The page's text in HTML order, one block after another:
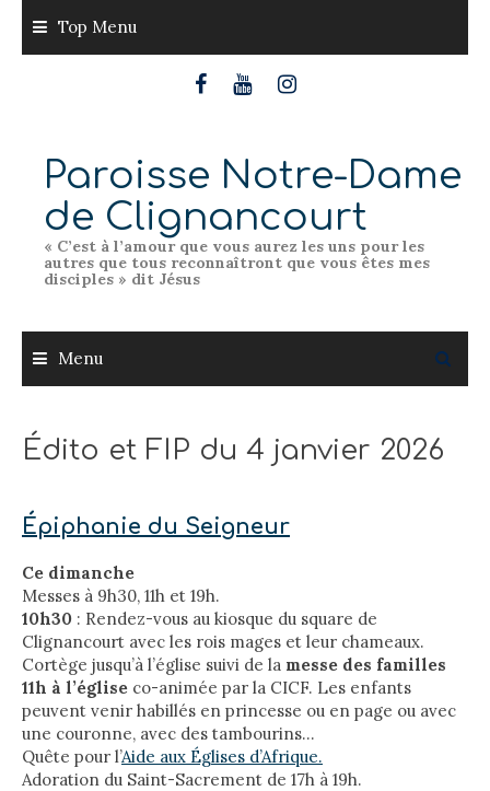
content
Top Menu
Paroisse Notre-Dame
de Clignancourt
« C’est à l’amour que vous aurez les uns pour les
autres que tous reconnaîtront que vous êtes mes
disciples » dit Jésus
Menu
Édito et FIP du 4 janvier 2026
Épiphanie du Seigneur
Ce dimanche
Messes à 9h30, 11h et 19h.
10h30 : Rendez-vous au kiosque du square de
Clignancourt avec les rois mages et leur chameaux.
Cortège jusqu’à l’église suivi de la messe des familles
11h à l’église co-animée par la CICF. Les enfants
peuvent venir habillés en princesse ou en page ou avec
une couronne, avec des tambourins…
Quête pour l’Aide aux Églises d’Afrique.
Adoration du Saint-Sacrement de 17h à 19h.